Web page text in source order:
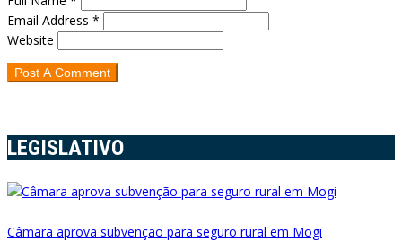
Email Address *
Website
LEGISLATIVO
Câmara aprova subvenção para seguro rural em Mogi